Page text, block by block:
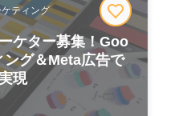
ケティング
ケター募集！Goo
グ＆Meta広告で
現